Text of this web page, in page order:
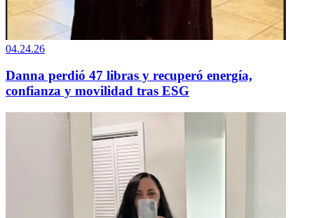
04.24.26
Danna perdió 47 libras y recuperó energía,
confianza y movilidad tras ESG